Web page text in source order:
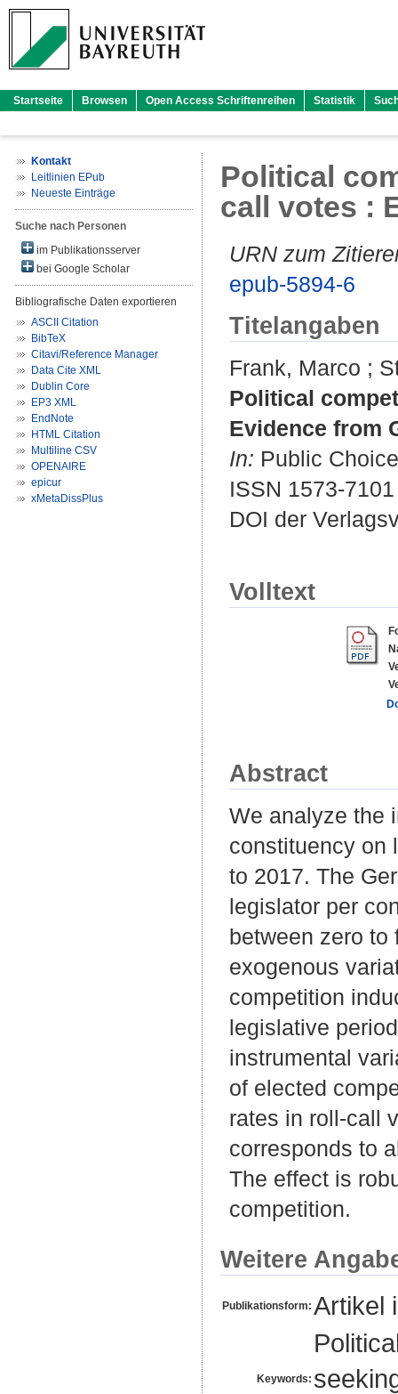
Startseite Browsen Open Access Schriftenreihen Statistik
Kontakt
Leitlinien EPub
Neueste Einträge
Suche nach Personen
im Publikationsserver
bei Google Scholar
Bibliografische Daten exportieren
ASCII Citation
BibTeX
Citavi/Reference Manager
Data Cite XML
Dublin Core
EP3 XML
EndNote
HTML Citation
Multiline CSV
OPENAIRE
epicur
xMetaDissPlus
Political
call votes :
URN zum
epub-5894-6
Titelangaben
Frank, Marco ;
Political
Evidence from
In: Public
ISSN 1573-7101
DOI der
Volltext
Abstract
We analyze the
constituency on
to 2017. The
legislator per
between zero to
exogenous
competition
legislative
instrumental
of elected
rates in roll-call
corresponds to
The effect is
competition.
Weitere
Publikationsform: Artikel
Keywords: